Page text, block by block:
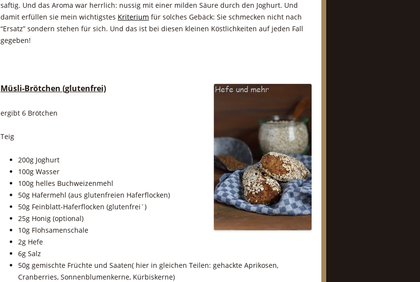
saftig. Und das Aroma war herrlich: nussig mit einer milden Säure durch den Joghurt. Und
damit erfüllen sie mein wichtigstes Kriterium für solches Gebäck: Sie schmecken nicht nach
“Ersatz” sondern stehen für sich. Und das ist bei diesen kleinen Köstlichkeiten auf jeden Fall
gegeben!
Müsli-Brötchen (glutenfrei)
ergibt 6 Brötchen
Teig
200g Joghurt
100g Wasser
100g helles Buchweizenmehl
50g Hafermehl (aus glutenfreien Haferflocken)
50g Feinblatt-Haferflocken (glutenfrei´)
25g Honig (optional)
10g Flohsamenschale
2g Hefe
6g Salz
50g gemischte Früchte und Saaten( hier in gleichen Teilen: gehackte Aprikosen,
Cranberries, Sonnenblumenkerne, Kürbiskerne)